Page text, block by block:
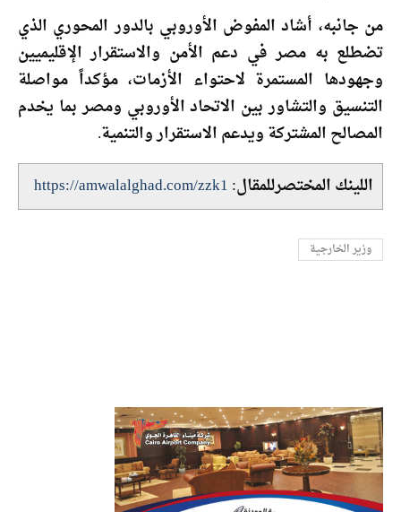
من جانبه، أشاد المفوض الأوروبي بالدور المحوري الذي
تضطلع به مصر في دعم الأمن والاستقرار الإقليميين
وجهودها المستمرة لاحتواء الأزمات، مؤكداً مواصلة
التنسيق والتشاور بين الاتحاد الأوروبي ومصر بما يخدم
المصالح المشتركة ويدعم الاستقرار والتنمية.
اللينك المختصرللمقال:https://amwalalghad.com/zzk1
وزير الخارجية